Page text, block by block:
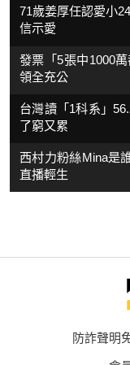
71歲姜厚任認愛小
信示愛
發票「5張中1000
領全充公
台灣讀「1科系」
了窮又累
西村力粉絲Mina是
直播輕生
防詐聲明